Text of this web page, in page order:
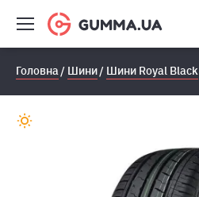
Головна Шини Шини Royal Black